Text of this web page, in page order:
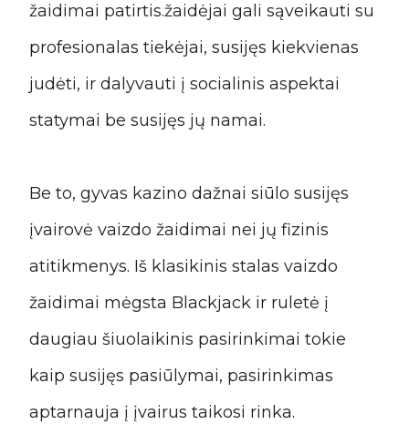
žaidimai patirtis.žaidėjai gali sąveikauti su
profesionalas tiekėjai, susijęs kiekvienas
judėti, ir dalyvauti į socialinis aspektai
statymai be susijęs jų namai.
Be to, gyvas kazino dažnai siūlo susijęs
įvairovė vaizdo žaidimai nei jų fizinis
atitikmenys. Iš klasikinis stalas vaizdo
žaidimai mėgsta Blackjack ir ruletė į
daugiau šiuolaikinis pasirinkimai tokie
kaip susijęs pasiūlymai, pasirinkimas
aptarnauja į įvairus taikosi rinka.